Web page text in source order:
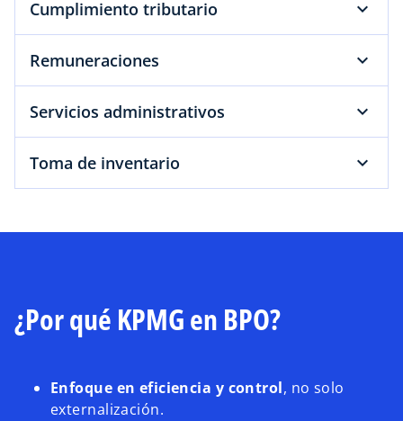
Cumplimiento tributario
Remuneraciones
Servicios administrativos
Toma de inventario
¿Por qué KPMG en BPO?
Enfoque en eficiencia y control, no solo
externalización.